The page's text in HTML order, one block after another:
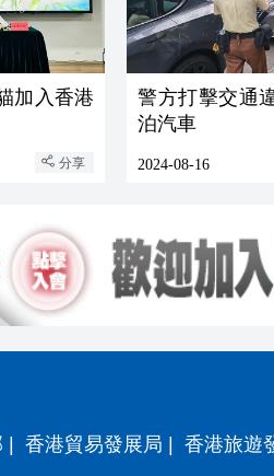
加入香港
分享
警方打擊交通
泊汽車
2024-08-16
| 香港貿易發展局 | 香港旅遊